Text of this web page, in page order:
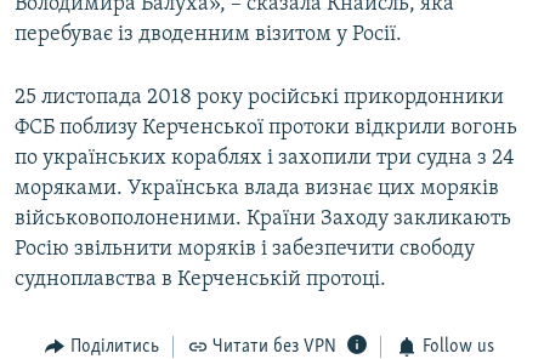
Володимира Балуха», – сказала Кнайсль, яка
перебуває із дводенним візитом у Росії.
25 листопада 2018 року російські прикордонники
ФСБ поблизу Керченської протоки відкрили вогонь
по українських кораблях і захопили три судна з 24
моряками. Українська влада визнає цих моряків
військовополоненими. Країни Заходу закликають
Росію звільнити моряків і забезпечити свободу
судноплавства в Керченській протоці.
Поділитись Читати без VPN Follow us